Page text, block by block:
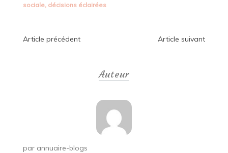
sociale, décisions éclairées
Navigation
Article précédent Article suivant
Auteur
par annuaire-blogs